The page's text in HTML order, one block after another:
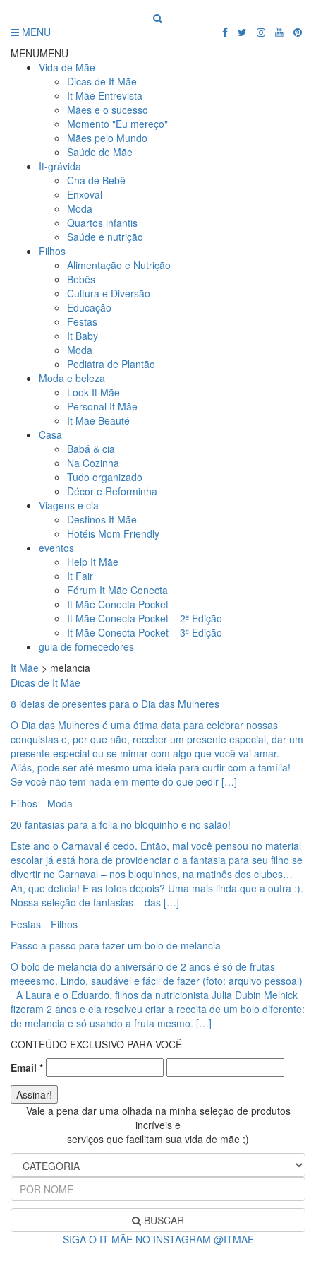
MENU
MENUMENU
Vida de Mãe
Dicas de It Mãe
It Mãe Entrevista
Mães e o sucesso
Momento "Eu mereço"
Mães pelo Mundo
Saúde de Mãe
It-grávida
Chá de Bebê
Enxoval
Moda
Quartos infantis
Saúde e nutrição
Filhos
Alimentação e Nutrição
Bebês
Cultura e Diversão
Educação
Festas
It Baby
Moda
Pediatra de Plantão
Moda e beleza
Look It Mãe
Personal It Mãe
It Mãe Beauté
Casa
Babá & cia
Na Cozinha
Tudo organizado
Décor e Reforminha
Viagens e cia
Destinos It Mãe
Hotéis Mom Friendly
eventos
Help It Mãe
It Fair
Fórum It Mãe Conecta
It Mãe Conecta Pocket
It Mãe Conecta Pocket – 2ª Edição
It Mãe Conecta Pocket – 3ª Edição
guia de fornecedores
It Mãe > melancia
Dicas de It Mãe
8 ideias de presentes para o Dia das Mulheres
O Dia das Mulheres é uma ótima data para celebrar nossas
conquistas e, por que não, receber um presente especial, dar um
presente especial ou se mimar com algo que você vai amar.
Aliás, pode ser até mesmo uma ideia para curtir com a família!
Se você não tem nada em mente do que pedir […]
Filhos
Moda
20 fantasias para a folia no bloquinho e no salão!
Este ano o Carnaval é cedo. Então, mal você pensou no material
escolar já está hora de providenciar o a fantasia para seu filho se
divertir no Carnaval – nos bloquinhos, na matinês dos clubes…
Ah, que delícia! E as fotos depois? Uma mais linda que a outra :).
Nossa seleção de fantasias – das […]
Festas
Filhos
Passo a passo para fazer um bolo de melancia
O bolo de melancia do aniversário de 2 anos é só de frutas
meeesmo. Lindo, saudável e fácil de fazer (foto: arquivo pessoal)
A Laura e o Eduardo, filhos da nutricionista Julia Dubin Melnick
fizeram 2 anos e ela resolveu criar a receita de um bolo diferente:
de melancia e só usando a fruta mesmo. […]
CONTEÚDO EXCLUSIVO PARA VOCÊ
Email *
Vale a pena dar uma olhada na minha seleção de produtos
incríveis e
serviços que facilitam sua vida de mãe ;)
BUSCAR
SIGA O IT MÃE NO INSTAGRAM @ITMAE